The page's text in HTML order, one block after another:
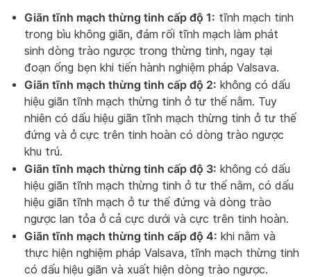
Giãn tĩnh mạch thừng tinh cấp độ 1: tĩnh mạch tinh
trong bìu không giãn, đám rối tĩnh mạch làm phát
sinh dòng trào ngược trong thừng tinh, ngay tại
đoạn ống bẹn khi tiến hành nghiệm pháp Valsava.
Giãn tĩnh mạch thừng tinh cấp độ 2: không có dấu
hiệu giãn tĩnh mạch thừng tinh ở tư thế nằm. Tuy
nhiên có dấu hiệu giãn tĩnh mạch thừng tinh ở tư thế
đứng và ở cực trên tinh hoàn có dòng trào ngược
khu trú.
Giãn tĩnh mạch thừng tinh cấp độ 3: không có dấu
hiệu giãn tĩnh mạch thừng tinh ở tư thế nằm, có dấu
hiệu giãn tĩnh mạch ở tư thế đứng và dòng trào
ngược lan tỏa ở cả cực dưới và cực trên tinh hoàn.
Giãn tĩnh mạch thừng tinh cấp độ 4: khi nằm và
thực hiện nghiệm pháp Valsava, tĩnh mạch thừng tinh
có dấu hiệu giãn và xuất hiện dòng trào ngược.